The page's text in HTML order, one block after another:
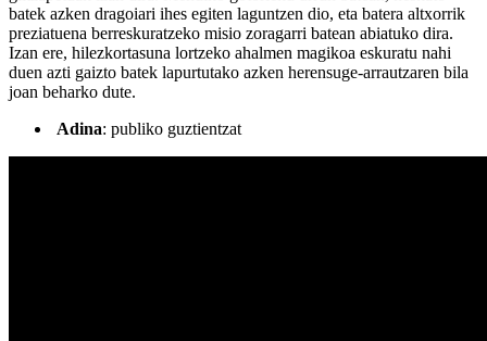
batek azken dragoiari ihes egiten laguntzen dio, eta batera altxorrik
preziatuena berreskuratzeko misio zoragarri batean abiatuko dira.
Izan ere, hilezkortasuna lortzeko ahalmen magikoa eskuratu nahi
duen azti gaizto batek lapurtutako azken herensuge-arrautzaren bila
joan beharko dute.
Adina: publiko guztientzat